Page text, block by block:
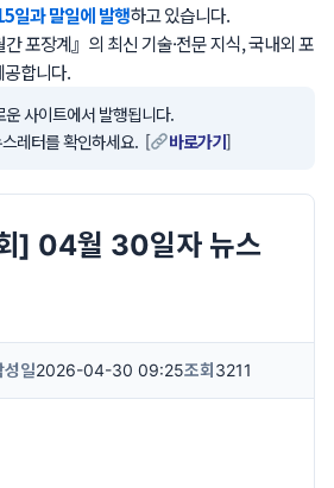
일과 말일에 발행하고 있습니다.
포장계』의 최신 기술·전문 지식, 국내외 포
합니다.
사이트에서 발행됩니다.
레터를 확인하세요. [
바로가기]
] 04월 30일자 뉴스
성일2026-04-30 09:25조회 3211